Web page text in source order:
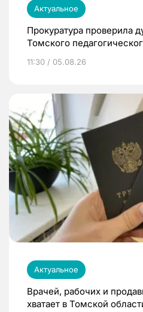
Актуальное
Прокуратура проверила
Томского
11:30 / 05.08.26
Актуальное
Врачей, рабочих и
хватает в Томской